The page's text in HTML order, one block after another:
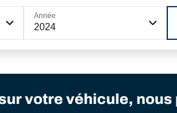
Année
2024
votre véhicule,